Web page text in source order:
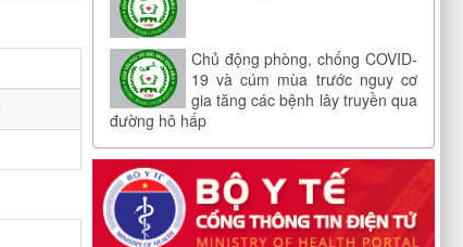
Chủ động phòng, chống COVID-
19 và cúm mùa trước nguy cơ
gia tăng các bệnh lây truyền qua
đường hô hấp